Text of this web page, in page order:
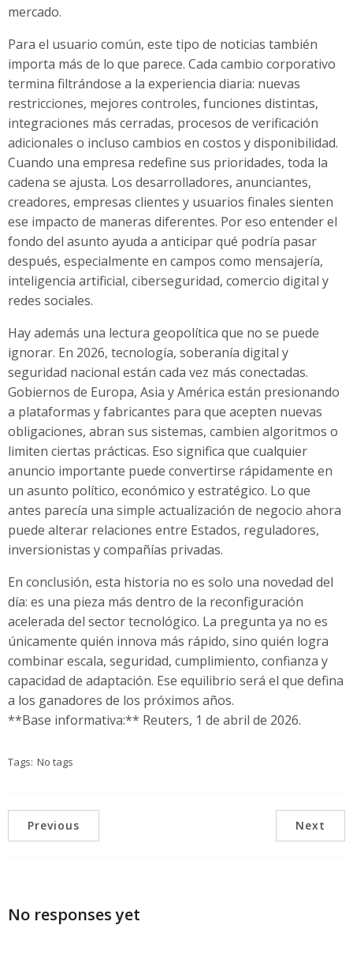
mercado.
Para el usuario común, este tipo de noticias también
importa más de lo que parece. Cada cambio corporativo
termina filtrándose a la experiencia diaria: nuevas
restricciones, mejores controles, funciones distintas,
integraciones más cerradas, procesos de verificación
adicionales o incluso cambios en costos y disponibilidad.
Cuando una empresa redefine sus prioridades, toda la
cadena se ajusta. Los desarrolladores, anunciantes,
creadores, empresas clientes y usuarios finales sienten
ese impacto de maneras diferentes. Por eso entender el
fondo del asunto ayuda a anticipar qué podría pasar
después, especialmente en campos como mensajería,
inteligencia artificial, ciberseguridad, comercio digital y
redes sociales.
Hay además una lectura geopolítica que no se puede
ignorar. En 2026, tecnología, soberanía digital y
seguridad nacional están cada vez más conectadas.
Gobiernos de Europa, Asia y América están presionando
a plataformas y fabricantes para que acepten nuevas
obligaciones, abran sus sistemas, cambien algoritmos o
limiten ciertas prácticas. Eso significa que cualquier
anuncio importante puede convertirse rápidamente en
un asunto político, económico y estratégico. Lo que
antes parecía una simple actualización de negocio ahora
puede alterar relaciones entre Estados, reguladores,
inversionistas y compañías privadas.
En conclusión, esta historia no es solo una novedad del
día: es una pieza más dentro de la reconfiguración
acelerada del sector tecnológico. La pregunta ya no es
únicamente quién innova más rápido, sino quién logra
combinar escala, seguridad, cumplimiento, confianza y
capacidad de adaptación. Ese equilibrio será el que defina
a los ganadores de los próximos años.
**Base informativa:** Reuters, 1 de abril de 2026.
Tags: No tags
Previous Next
No responses yet